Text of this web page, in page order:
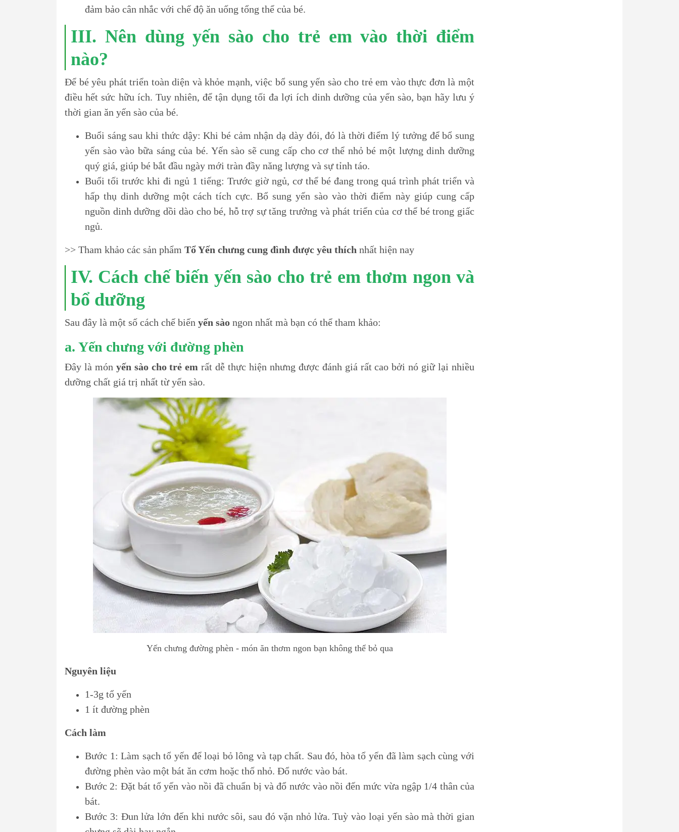
đảm bảo cân nhắc với chế độ ăn uống tổng thể của bé.
III. Nên dùng yến sào cho trẻ em vào thời điểm
nào?
Để bé yêu phát triển toàn diện và khỏe mạnh, việc bổ sung yến sào cho trẻ em vào thực đơn là một
điều hết sức hữu ích. Tuy nhiên, để tận dụng tối đa lợi ích dinh dưỡng của yến sào, bạn hãy lưu ý
thời gian ăn yến sào của bé.
Buổi sáng sau khi thức dậy: Khi bé cảm nhận dạ dày đói, đó là thời điểm lý tưởng để bổ sung
yến sào vào bữa sáng của bé. Yến sào sẽ cung cấp cho cơ thể nhỏ bé một lượng dinh dưỡng
quý giá, giúp bé bắt đầu ngày mới tràn đầy năng lượng và sự tỉnh táo.
Buổi tối trước khi đi ngủ 1 tiếng: Trước giờ ngủ, cơ thể bé đang trong quá trình phát triển và
hấp thụ dinh dưỡng một cách tích cực. Bổ sung yến sào vào thời điểm này giúp cung cấp
nguồn dinh dưỡng dồi dào cho bé, hỗ trợ sự tăng trưởng và phát triển của cơ thể bé trong giấc
ngủ.
>> Tham khảo các sản phẩm Tổ Yến chưng cung đình được yêu thích nhất hiện nay
IV. Cách chế biến yến sào cho trẻ em thơm ngon và
bổ dưỡng
Sau đây là một số cách chế biến yến sào ngon nhất mà bạn có thể tham khảo:
a. Yến chưng với đường phèn
Đây là món yến sào cho trẻ em rất dễ thực hiện nhưng được đánh giá rất cao bởi nó giữ lại nhiều
dưỡng chất giá trị nhất từ yến sào.
Yến chưng đường phèn - món ăn thơm ngon bạn không thể bỏ qua
Nguyên liệu
1-3g tổ yến
1 ít đường phèn
Cách làm
Bước 1: Làm sạch tổ yến để loại bỏ lông và tạp chất. Sau đó, hòa tổ yến đã làm sạch cùng với
đường phèn vào một bát ăn cơm hoặc thố nhỏ. Đổ nước vào bát.
Bước 2: Đặt bát tổ yến vào nồi đã chuẩn bị và đổ nước vào nồi đến mức vừa ngập 1/4 thân của
bát.
Bước 3: Đun lửa lớn đến khi nước sôi, sau đó vặn nhỏ lửa. Tuỳ vào loại yến sào mà thời gian